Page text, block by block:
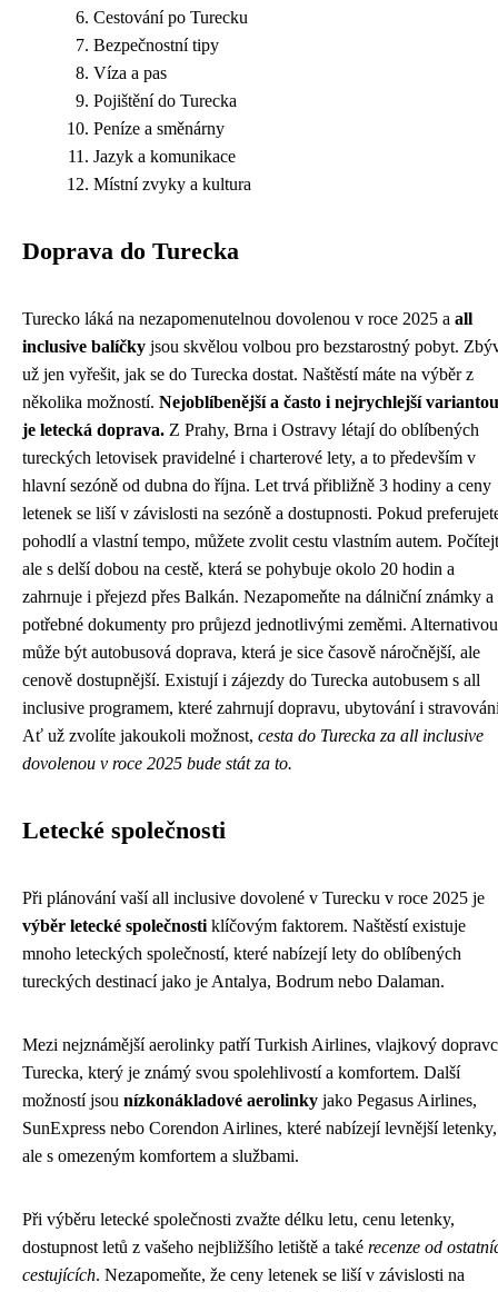
Cestování po Turecku
Bezpečnostní tipy
Víza a pas
Pojištění do Turecka
Peníze a směnárny
Jazyk a komunikace
Místní zvyky a kultura
Doprava do Turecka
Turecko láká na nezapomenutelnou dovolenou v roce 2025 a all
inclusive balíčky jsou skvělou volbou pro bezstarostný pobyt.
už jen vyřešit, jak se do Turecka dostat. Naštěstí máte na výběr z
několika možností. Nejoblíbenější a často i nejrychlejší variantou
je letecká doprava. Z Prahy, Brna i Ostravy létají do oblíbených
tureckých letovisek pravidelné i charterové lety, a to především v
hlavní sezóně od dubna do října. Let trvá přibližně 3 hodiny a ceny
letenek se liší v závislosti na sezóně a dostupnosti. Pokud
pohodlí a vlastní tempo, můžete zvolit cestu vlastním autem.
ale s delší dobou na cestě, která se pohybuje okolo 20 hodin a
zahrnuje i přejezd přes Balkán. Nezapomeňte na dálniční známky a
potřebné dokumenty pro průjezd jednotlivými zeměmi. Alternativou
může být autobusová doprava, která je sice časově náročnější, ale
cenově dostupnější. Existují i zájezdy do Turecka autobusem s all
inclusive programem, které zahrnují dopravu, ubytování i
Ať už zvolíte jakoukoli možnost, cesta do Turecka za all inclusive
dovolenou v roce 2025 bude stát za to.
Letecké společnosti
Při plánování vaší all inclusive dovolené v Turecku v roce 2025 je
výběr letecké společnosti klíčovým faktorem. Naštěstí existuje
mnoho leteckých společností, které nabízejí lety do oblíbených
tureckých destinací jako je Antalya, Bodrum nebo Dalaman.
Mezi nejznámější aerolinky patří Turkish Airlines, vlajkový
Turecka, který je známý svou spolehlivostí a komfortem. Další
možností jsou nízkonákladové aerolinky jako Pegasus Airlines,
SunExpress nebo Corendon Airlines, které nabízejí levnější letenky,
ale s omezeným komfortem a službami.
Při výběru letecké společnosti zvažte délku letu, cenu letenky,
dostupnost letů z vašeho nejbližšího letiště a také recenze od
cestujících. Nezapomeňte, že ceny letenek se liší v závislosti na